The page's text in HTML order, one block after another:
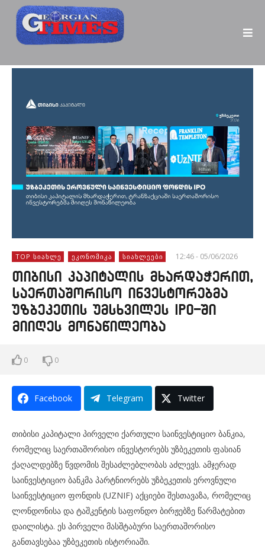
TOP ᲡᲘᲐᲮᲚᲔ ᲔᲙᲝᲜᲝᲛᲘᲙᲐ ᲡᲘᲐᲮᲚᲔᲔᲑᲘ 12:46 - 05/06/2026
თიბისი კაპიტალის მხარდაჭერით,
საერთაშორისო ინვესტორებმა
უზბეკეთის უმსხვილეს IPO-ში
მიიღეს მონაწილეობა
0 0
Facebook Telegram Twitter
თიბისი კაპიტალი პირველი ქართული საინვესტიციო ბანკია,
რომელიც საერთაშორისო ინვესტორებს უზბეკეთის ფასიან
ქაღალდებზე წვდომის შესაძლებლობას აძლევს. ამჯერად
საინვესტიციო ბანკმა პარტნიორებს უზბეკეთის ეროვნული
საინვესტიციო ფონდის (UZNIF) აქციები შესთავაზა, რომელიც
ლონდონისა და ტაშკენტის საფონდო ბირჟებზე წარმატებით
დაილისტა. ეს პირველი მასშტაბური საერთაშორისო
განთავსებაა უზბეკეთის ისტორიაში.